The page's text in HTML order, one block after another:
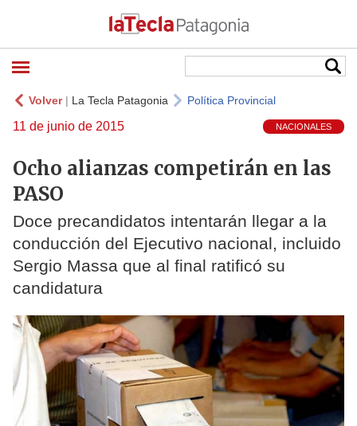
Volver| La Tecla Patagonia Política Provincial
11 de junio de 2015 NACIONALES
Ocho alianzas competirán en las
PASO
Doce precandidatos intentarán llegar a la
conducción del Ejecutivo nacional, incluido
Sergio Massa que al final ratificó su
candidatura